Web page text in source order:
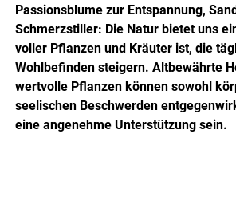
Passionsblume zur Entspannung,
Schmerzstiller: Die Natur bietet uns
voller Pflanzen und Kräuter ist, die
Wohlbefinden steigern. Altbewährte
wertvolle Pflanzen können sowohl
seelischen Beschwerden
eine angenehme Unterstützung sein.